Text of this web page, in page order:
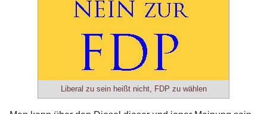
Liberal zu sein heißt nicht, FDP zu wählen